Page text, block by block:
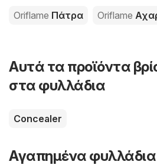
Oriflame Πάτρα Oriflame
Αυτά τα προϊόντα
στα φυλλάδια
Concealer
Αγαπημένα φυλλάδια